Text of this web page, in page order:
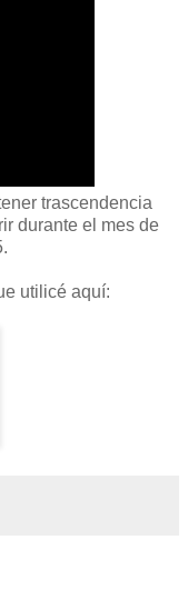
trascendencia
durante el mes de
utilicé aquí: